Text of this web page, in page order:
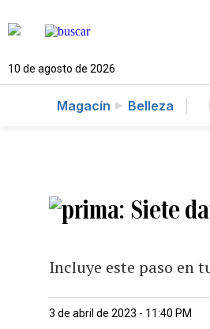
10 de agosto de 2026
Magacín Belleza
Siete
Incluye este paso en
3 de abril de 2023 - 11:40 PM